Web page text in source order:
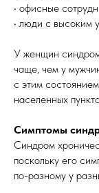
• офисные
• люди с высоким
У женщин синдром
чаще, чем у
с этим
населенных
Симптомы
Синдром
поскольку его
по-разному у